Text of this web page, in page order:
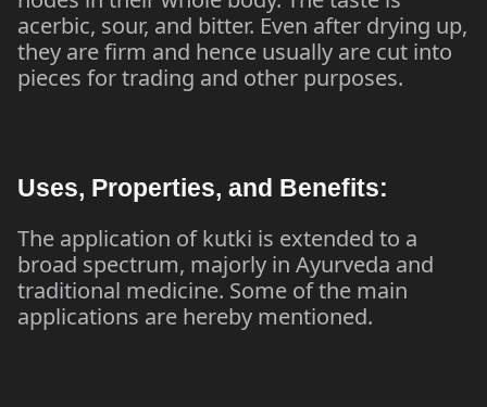
acerbic, sour, and bitter. Even after drying up,
they are firm and hence usually are cut into
pieces for trading and other purposes.
Uses, Properties, and Benefits:
The application of kutki is extended to a
broad spectrum, majorly in Ayurveda and
traditional medicine. Some of the main
applications are hereby mentioned.